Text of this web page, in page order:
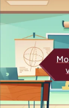
Envío